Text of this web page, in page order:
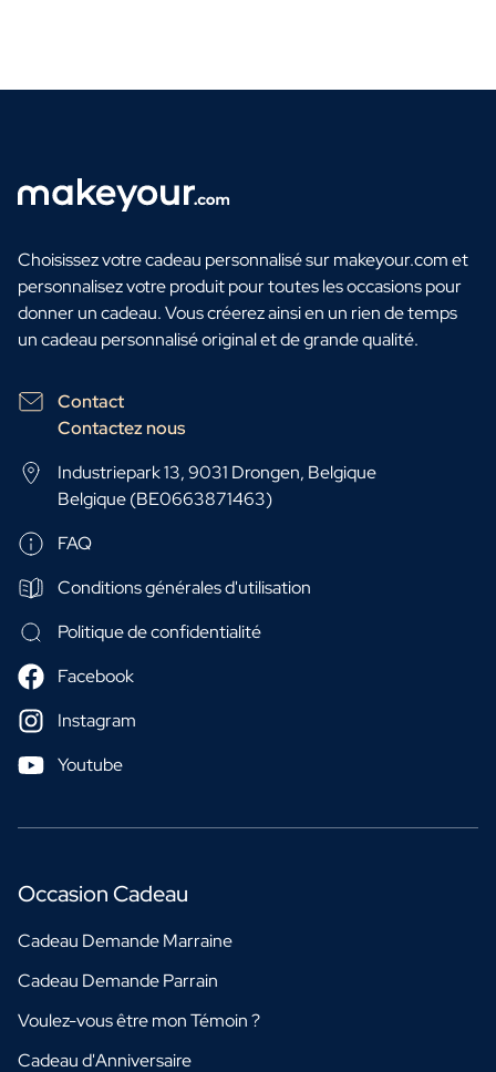
Choisissez votre cadeau personnalisé sur makeyour.com et
personnalisez votre produit pour toutes les occasions pour
donner un cadeau. Vous créerez ainsi en un rien de temps
un cadeau personnalisé original et de grande qualité.
Contact
Contactez nous
Industriepark 13, 9031 Drongen, Belgique
Belgique (BE0663871463)
FAQ
Conditions générales d'utilisation
Politique de confidentialité
Facebook
Instagram
Youtube
Occasion Cadeau
Cadeau Demande Marraine
Cadeau Demande Parrain
Voulez-vous être mon Témoin ?
Cadeau d'Anniversaire